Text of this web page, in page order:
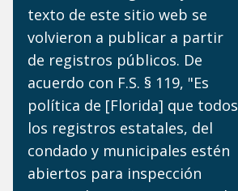
texto de este sitio web se
volvieron a publicar a partir
de registros públicos. De
acuerdo con F.S. § 119, "Es
política de [Florida] que todos
los registros estatales, del
condado y municipales estén
abiertos para inspección